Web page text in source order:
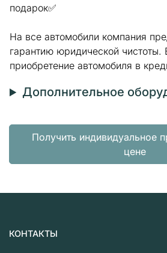
подарок✅
На все автомобили компания
гарантию юридической чистоты.
приобретение автомобиля в
Дополнительное
Получить индивидуальное
цене
КОНТАКТЫ